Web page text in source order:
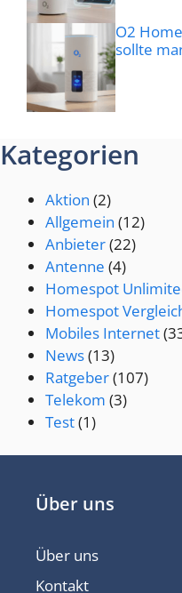
O2
sollte
Kategorien
Aktion (2)
Allgemein (12)
Anbieter(22)
Antenne (4)
Homespot
Homespot
Mobiles Internet
News(13)
Ratgeber(107)
Telekom (3)
Test(1)
Über uns
Über uns
Kontakt